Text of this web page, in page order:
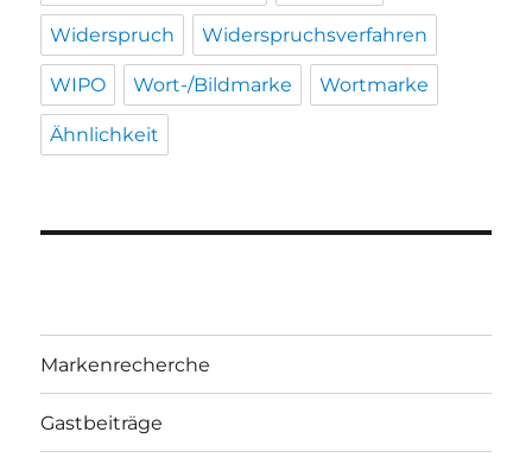
Widerspruch Widerspruchsverfahren
WIPO Wort-/Bildmarke Wortmarke
Ähnlichkeit
Markenrecherche
Gastbeiträge